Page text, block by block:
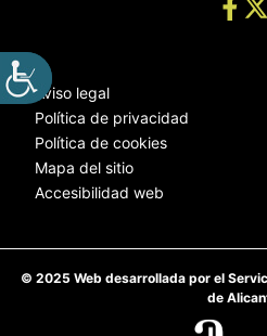
Aviso legal
Política de privacidad
Política de cookies
Mapa del sitio
Accesibilidad web
© 2025 Web desarrollada por el
de